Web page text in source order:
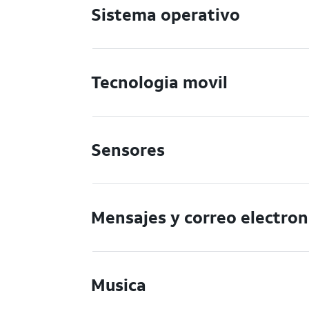
Sistema operativo
Tecnologia movil
Sensores
Mensajes y correo
Musica